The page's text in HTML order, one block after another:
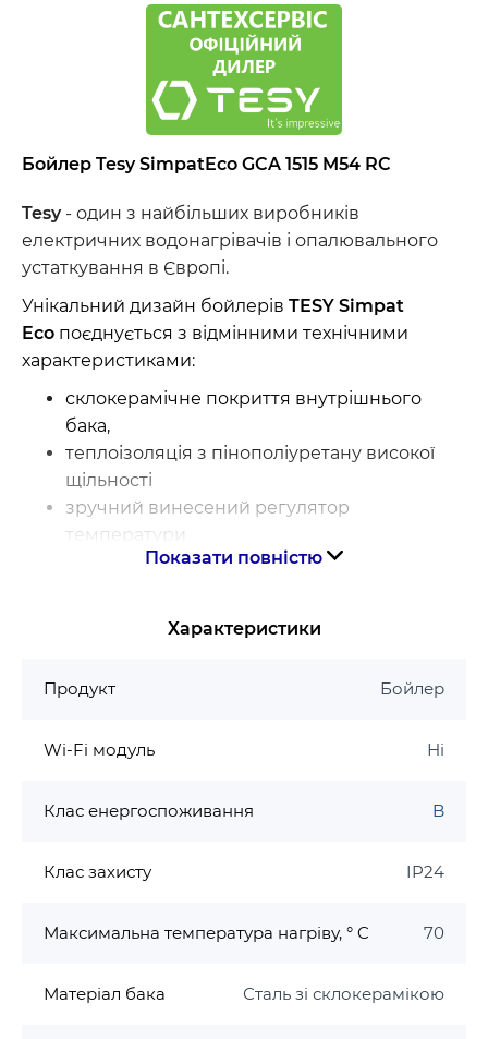
Бойлер Tesy SimpatEco GCA 1515 M54 RC
Tesy- один з найбільших виробників
електричних водонагрівачів і опалювального
устаткування в Європі.
Унікальний дизайн бойлерів TESY Simpat
Eco поєднується з відмінними технічними
характеристиками:
склокерамічне покриття внутрішнього
бака,
теплоізоляція з пінополіуретану високої
щільності
зручний винесений регулятор
температури
компактний розмір
Показати повністю
Характеристики
Продукт Бойлер
Wi-Fi модуль Ні
Клас енергоспоживання B
Клас захисту IP24
Максимальна температура нагріву, ° C 70
Матеріал бака Сталь зі склокерамікою